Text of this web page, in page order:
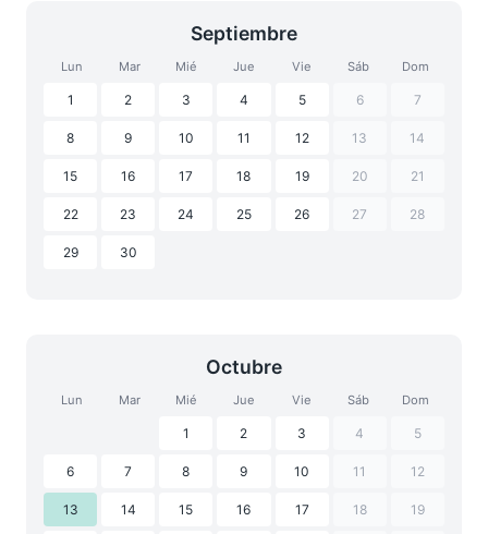
Septiembre
Lun Mar Mié Jue Vie Sáb Dom
1 2 3 4 5 6 7
8 9 10 11 12 13 14
15 16 17 18 19 20 21
22 23 24 25 26 27 28
29 30
Octubre
Lun Mar Mié Jue Vie Sáb Dom
1 2 3 4 5
6 7 8 9 10 11 12
13 14 15 16 17 18 19